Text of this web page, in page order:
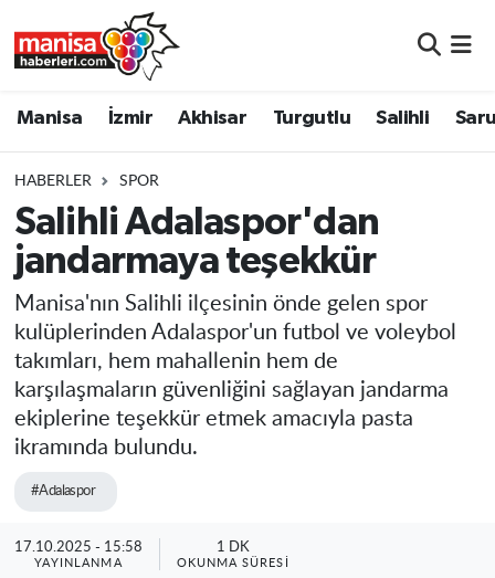
Manisa İzmir Akhisar Turgutlu Salihli
HABERLER SPOR
Salihli Adalaspor'dan
jandarmaya teşekkür
Manisa'nın Salihli ilçesinin önde gelen spor
kulüplerinden Adalaspor'un futbol ve voleybol
takımları, hem mahallenin hem de
karşılaşmaların güvenliğini sağlayan jandarma
ekiplerine teşekkür etmek amacıyla pasta
ikramında bulundu.
#Adalaspor
17.10.2025 - 15:58
YAYINLANMA
1 DK
OKUNMA SÜRESI
Turgutlu
Salihli
Saruhanlı
Soma
Manisa Nöbetçi Eczaneler
Manisa Trafik Yoğunluk Haritası
Süper Lig Puan Durumu ve Fikstür
Tüm Manşetler
Son Dakika Haberleri